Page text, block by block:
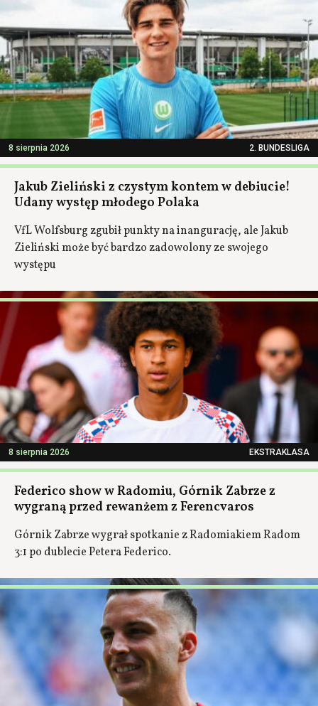
8 sierpnia 2026 2. BUNDESLIGA
Jakub Zieliński z czystym kontem w debiucie!
Udany występ młodego Polaka
VfL Wolfsburg zgubił punkty na inangurację, ale Jakub
Zieliński może być bardzo zadowolony ze swojego
występu
8 sierpnia 2026 EKSTRAKLASA
Federico show w Radomiu, Górnik Zabrze z
wygraną przed rewanżem z Ferencvaros
Górnik Zabrze wygrał spotkanie z Radomiakiem Radom
3:1 po dublecie Petera Federico.